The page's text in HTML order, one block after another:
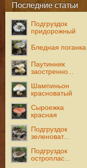
Последние статьи
Подгруздок
придорожный
Бледная поганка
Паутинник
заостренно...
Шампиньон
красноватый
Сыроежка
красная
Подгруздок
зеленоват...
Подгруздок
остроплас...